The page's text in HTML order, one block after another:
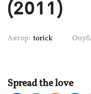
(2011)
Автор: torick
Spread the love